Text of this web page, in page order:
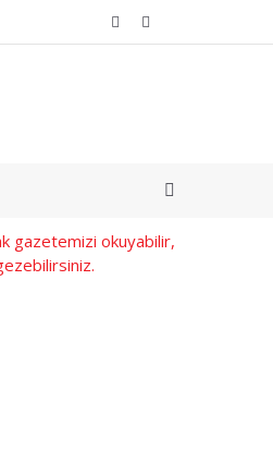
gazetemizi okuyabilir,